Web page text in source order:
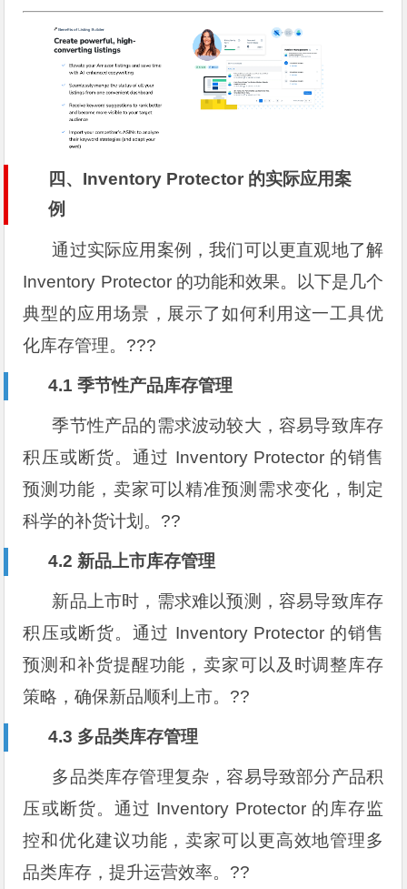
四、Inventory Protector 的实际应用案
例
通过实际应用案例，我们可以更直观地了解
Inventory Protector 的功能和效果。以下是几个
典型的应用场景，展示了如何利用这一工具优
化库存管理。???
4.1 季节性产品库存管理
季节性产品的需求波动较大，容易导致库存
积压或断货。通过 Inventory Protector 的销售
预测功能，卖家可以精准预测需求变化，制定
科学的补货计划。??️
4.2 新品上市库存管理
新品上市时，需求难以预测，容易导致库存
积压或断货。通过 Inventory Protector 的销售
预测和补货提醒功能，卖家可以及时调整库存
策略，确保新品顺利上市。??
4.3 多品类库存管理
多品类库存管理复杂，容易导致部分产品积
压或断货。通过 Inventory Protector 的库存监
控和优化建议功能，卖家可以更高效地管理多
品类库存，提升运营效率。??